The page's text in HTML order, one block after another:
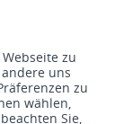
von 94 %.
zu den 5 %